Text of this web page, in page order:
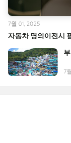
자동차 명의이전시
7월 01, 2025
7